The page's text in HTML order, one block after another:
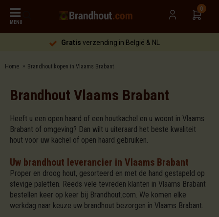
MENU
0
Gratisverzending in België & NL
Home Brandhout kopen in Vlaams Brabant
Brandhout Vlaams Brabant
Heeft u een open haard of een houtkachel en u woont in Vlaams
Brabant of omgeving? Dan wilt u uiteraard het beste kwaliteit
hout voor uw kachel of open haard gebruiken.
Uw brandhout leverancier in Vlaams Brabant
Proper en droog hout, gesorteerd en met de hand gestapeld op
stevige paletten. Reeds vele tevreden klanten in Vlaams Brabant
bestellen keer op keer bij Brandhout.com. We komen elke
werkdag naar keuze uw brandhout bezorgen in Vlaams Brabant.